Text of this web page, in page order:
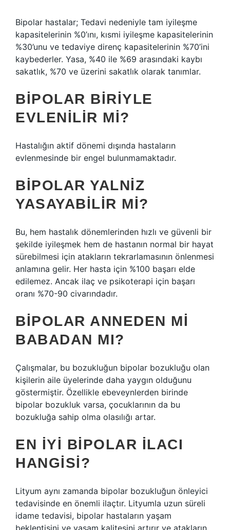
Bipolar hastalar; Tedavi nedeniyle tam iyileşme
kapasitelerinin %0’ını, kısmi iyileşme kapasitelerinin
%30’unu ve tedaviye direnç kapasitelerinin %70’ini
kaybederler. Yasa, %40 ile %69 arasındaki kaybı
sakatlık, %70 ve üzerini sakatlık olarak tanımlar.
BIPOLAR BIRIYLE
EVLENILIR MI?
Hastalığın aktif dönemi dışında hastaların
evlenmesinde bir engel bulunmamaktadır.
BIPOLAR YALNIZ
YASAYABILIR MI?
Bu, hem hastalık dönemlerinden hızlı ve güvenli bir
şekilde iyileşmek hem de hastanın normal bir hayat
sürebilmesi için atakların tekrarlamasının önlenmesi
anlamına gelir. Her hasta için %100 başarı elde
edilemez. Ancak ilaç ve psikoterapi için başarı
oranı %70-90 civarındadır.
BIPOLAR ANNEDEN MI
BABADAN MI?
Çalışmalar, bu bozukluğun bipolar bozukluğu olan
kişilerin aile üyelerinde daha yaygın olduğunu
göstermiştir. Özellikle ebeveynlerden birinde
bipolar bozukluk varsa, çocuklarının da bu
bozukluğa sahip olma olasılığı artar.
EN IYI BIPOLAR ILACI
HANGISI?
Lityum aynı zamanda bipolar bozukluğun önleyici
tedavisinde en önemli ilaçtır. Lityumla uzun süreli
idame tedavisi, bipolar hastaların yaşam
beklentisini ve yaşam kalitesini artırır ve atakların